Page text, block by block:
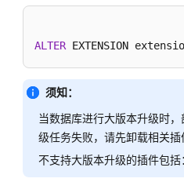
域）
品
介
绍
ALTER EXTENSION
须知：
当数据库进行大版本升级时
级任务失败，请先卸载相关插
不支持大版本升级的插件包